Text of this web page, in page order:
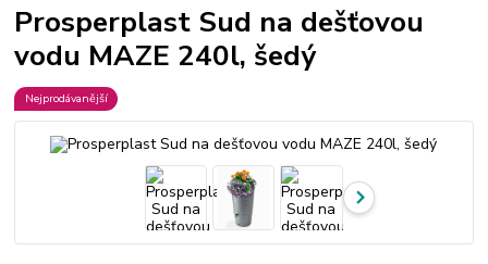
Prosperplast Sud na dešťovou
vodu MAZE 240l, šedý
Nejprodávanější